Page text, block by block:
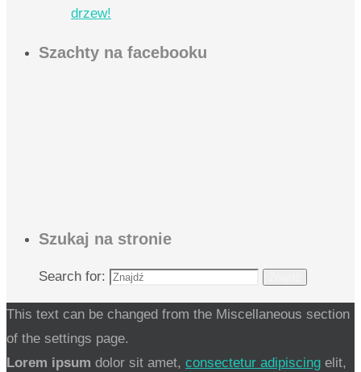
drzew!
Szachty na facebooku
Szukaj na stronie
Search for:
This text can be changed from the Miscellaneous section
of the settings page.
Lorem ipsum dolor sit amet, consectetur adipiscing elit,